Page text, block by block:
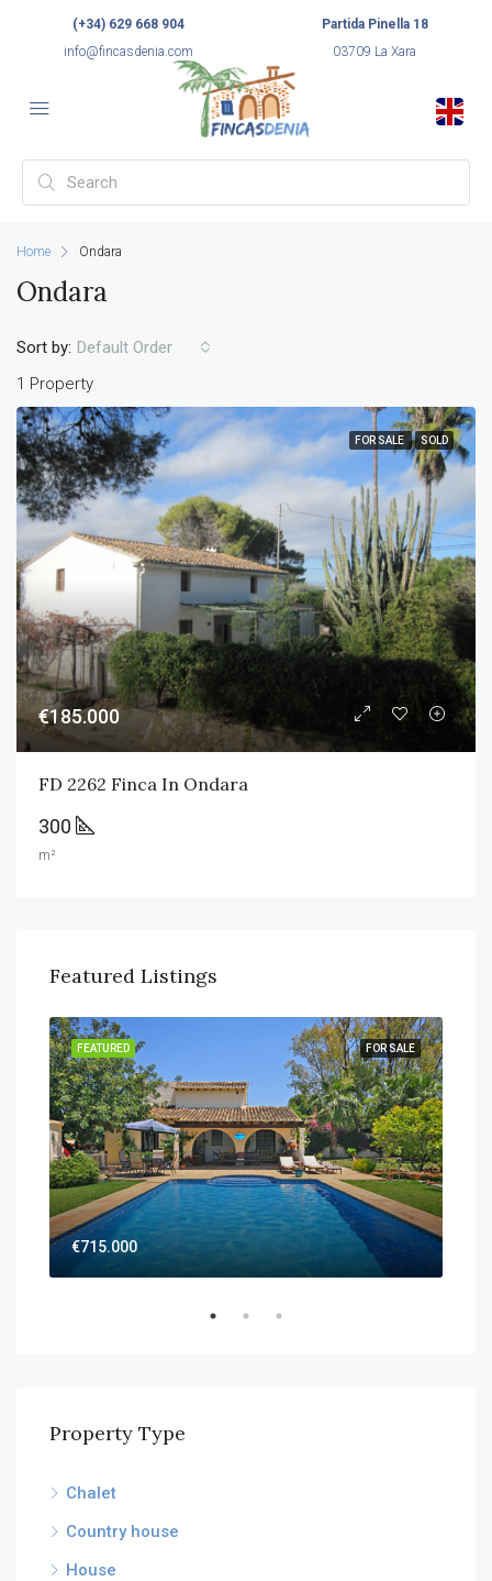
(+34) 629 668 904
info@fincasdenia.com
Partida Pinella 18
03709 La Xara
Home Ondara
Ondara
1 Property
Sort by: Default Order
FOR SALE SOLD
€185.000
FD 2262 Finca In Ondara
300
m²
Featured Listings
FOR SALE
FEATURED
€715.000
Property Type
Chalet
Country house
House